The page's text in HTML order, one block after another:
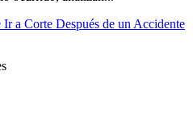
Ir a Corte Después de un Accidente